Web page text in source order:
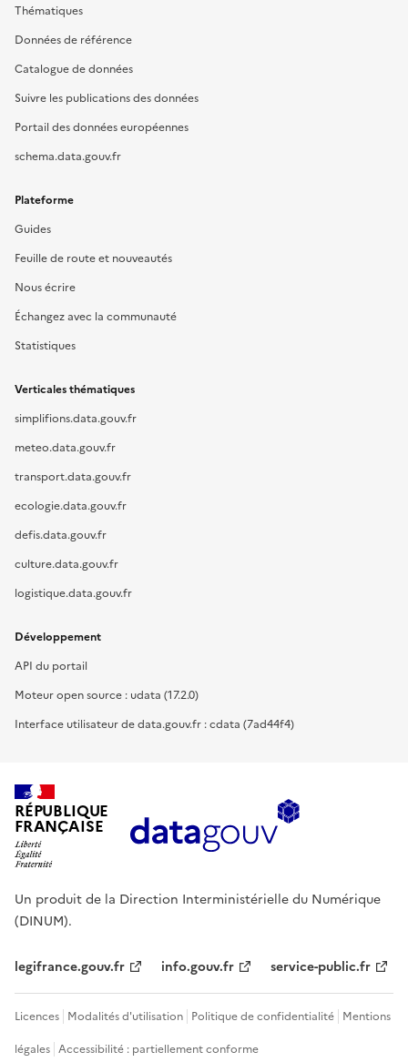
Thématiques
Données de référence
Catalogue de données
Suivre les publications des données
Portail des données européennes
schema.data.gouv.fr
Plateforme
Guides
Feuille de route et nouveautés
Nous écrire
Échangez avec la communauté
Statistiques
Verticales thématiques
simplifions.data.gouv.fr
meteo.data.gouv.fr
transport.data.gouv.fr
ecologie.data.gouv.fr
defis.data.gouv.fr
culture.data.gouv.fr
logistique.data.gouv.fr
Développement
API du portail
Moteur open source : udata (17.2.0)
Interface utilisateur de data.gouv.fr : cdata (7ad44f4)
RÉPUBLIQUE
FRANÇAISE
Un produit de la Direction Interministérielle du Numérique
(DINUM).
legifrance.gouv.fr info.gouv.fr service-public.fr
Licences Modalités d'utilisation Politique de confidentialité Mentions
légales Accessibilité : partiellement conforme